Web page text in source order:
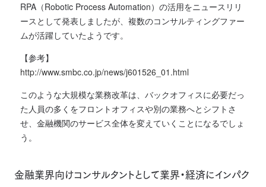
RPA（Robotic Process Automation）の活用をニュースリリ
ースとして発表しましたが、複数のコンサルティングファー
ムが活躍していたようです。
【参考】
http://www.smbc.co.jp/news/j601526_01.html
このような大規模な業務改革は、バックオフィスに必要だっ
た人員の多くをフロントオフィスや別の業務へとシフトさ
せ、金融機関のサービス全体を変えていくことになるでしょ
う。
金融業界向けコンサルタントとして業界・経済にインパク